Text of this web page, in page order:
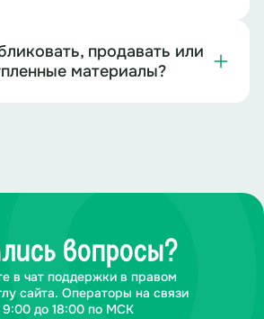
продавать или
материалы?
вопросы?
в чат поддержки в правом
сайта. Операторы на связи
9:00 до 18:00 по МСК